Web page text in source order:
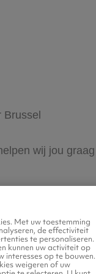
Brussel
wij jou
Met uw toestemming
de effectiviteit
te personaliseren.
kunnen uw activiteit op
interesses op te bouwen.
weigeren of uw